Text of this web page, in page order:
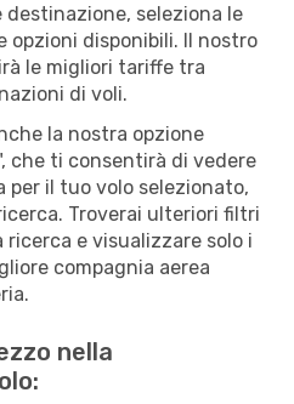
seleziona le
opzioni disponibili. Il nostro
le migliori tariffe tra
di voli.
la nostra opzione
che ti consentirà di vedere
per il tuo volo selezionato,
Troverai ulteriori filtri
e visualizzare solo i
compagnia aerea
nella